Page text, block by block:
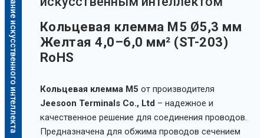
Описание искусственного интеллекта
Кольцевая клемма M5 Ø5,3 мм
Желтая 4,0–6,0 мм² (ST-203)
RoHS
Кольцевая клемма M5 от производителя
Jeesoon Terminals Co., Ltd – надежное и
качественное решение для соединения проводов.
Предназначена для обжима проводов сечением